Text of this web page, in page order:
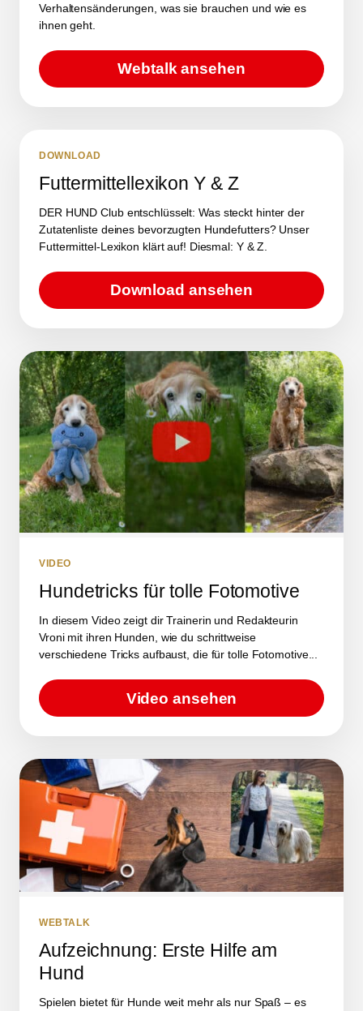
Verhaltensänderungen, was sie brauchen und wie es
ihnen geht.
Webtalk ansehen
DOWNLOAD
Futtermittellexikon Y & Z
DER HUND Club entschlüsselt: Was steckt hinter der
Zutatenliste deines bevorzugten Hundefutters? Unser
Futtermittel-Lexikon klärt auf! Diesmal: Y & Z.
Download ansehen
VIDEO
Hundetricks für tolle Fotomotive
In diesem Video zeigt dir Trainerin und Redakteurin
Vroni mit ihren Hunden, wie du schrittweise
verschiedene Tricks aufbaust, die für tolle Fotomotive...
Video ansehen
WEBTALK
Aufzeichnung: Erste Hilfe am
Hund
Spielen bietet für Hunde weit mehr als nur Spaß – es